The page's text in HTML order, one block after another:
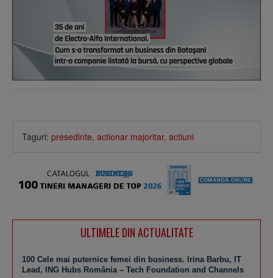
Taguri: presedinte, actionar majoritar, actiuni
ULTIMELE DIN ACTUALITATE
100 Cele mai puternice femei din business. Irina Barbu, IT
Lead, ING Hubs România – Tech Foundation and Channels